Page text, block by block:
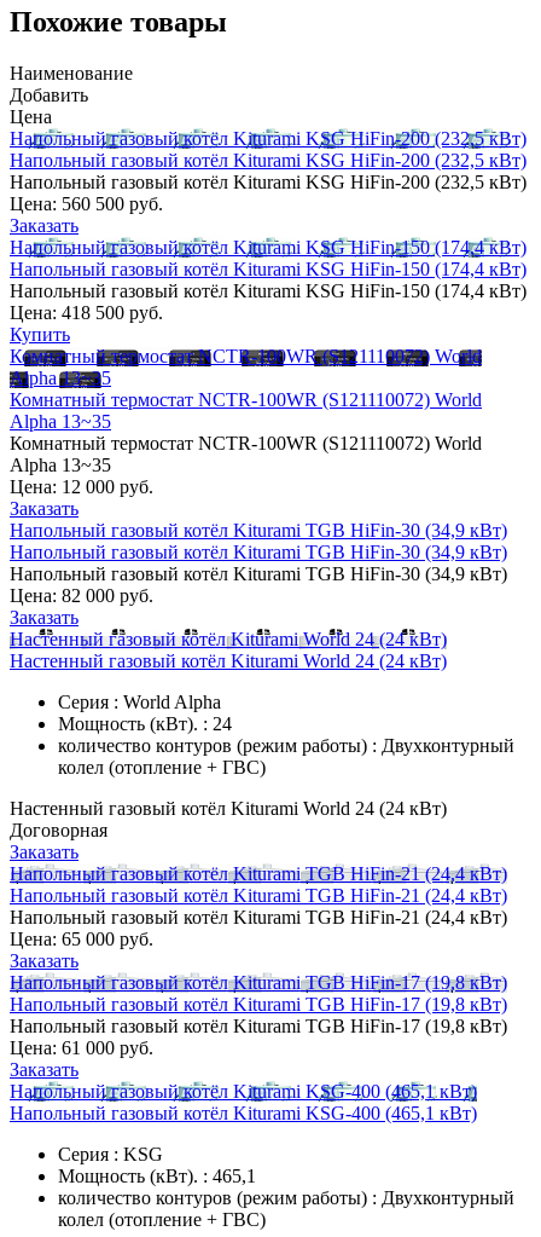
Похожие товары
Наименование
Добавить
Цена
Напольный газовый котёл Kiturami KSG HiFin-200 (232,5 кВт)
Напольный газовый котёл Kiturami KSG HiFin-200 (232,5 кВт)
Напольный газовый котёл Kiturami KSG HiFin-200 (232,5 кВт)
Цена: 560 500 руб.
Заказать
Напольный газовый котёл Kiturami KSG HiFin-150 (174,4 кВт)
Напольный газовый котёл Kiturami KSG HiFin-150 (174,4 кВт)
Напольный газовый котёл Kiturami KSG HiFin-150 (174,4 кВт)
Цена: 418 500 руб.
Купить
Комнатный термостат NCTR-100WR (S121110072) World
Alpha 13~35
Комнатный термостат NCTR-100WR (S121110072) World
Alpha 13~35
Комнатный термостат NCTR-100WR (S121110072) World
Alpha 13~35
Цена: 12 000 руб.
Заказать
Напольный газовый котёл Kiturami TGB HiFin-30 (34,9 кВт)
Напольный газовый котёл Kiturami TGB HiFin-30 (34,9 кВт)
Напольный газовый котёл Kiturami TGB HiFin-30 (34,9 кВт)
Цена: 82 000 руб.
Заказать
Настенный газовый котёл Kiturami World 24 (24 кВт)
Настенный газовый котёл Kiturami World 24 (24 кВт)
Серия : World Alpha
Мощность (кВт). : 24
количество контуров (режим работы) : Двухконтурный
колел (отопление + ГВС)
Настенный газовый котёл Kiturami World 24 (24 кВт)
Договорная
Заказать
Напольный газовый котёл Kiturami TGB HiFin-21 (24,4 кВт)
Напольный газовый котёл Kiturami TGB HiFin-21 (24,4 кВт)
Напольный газовый котёл Kiturami TGB HiFin-21 (24,4 кВт)
Цена: 65 000 руб.
Заказать
Напольный газовый котёл Kiturami TGB HiFin-17 (19,8 кВт)
Напольный газовый котёл Kiturami TGB HiFin-17 (19,8 кВт)
Напольный газовый котёл Kiturami TGB HiFin-17 (19,8 кВт)
Цена: 61 000 руб.
Заказать
Напольный газовый котёл Kiturami KSG-400 (465,1 кВт)
Напольный газовый котёл Kiturami KSG-400 (465,1 кВт)
Серия : KSG
Мощность (кВт). : 465,1
количество контуров (режим работы) : Двухконтурный
колел (отопление + ГВС)